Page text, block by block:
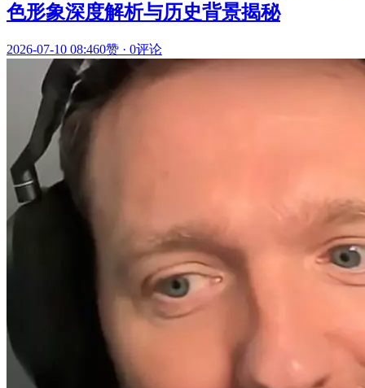
色形象深度解析与历史背景揭秘
2026-07-10 08:460赞 · 0评论